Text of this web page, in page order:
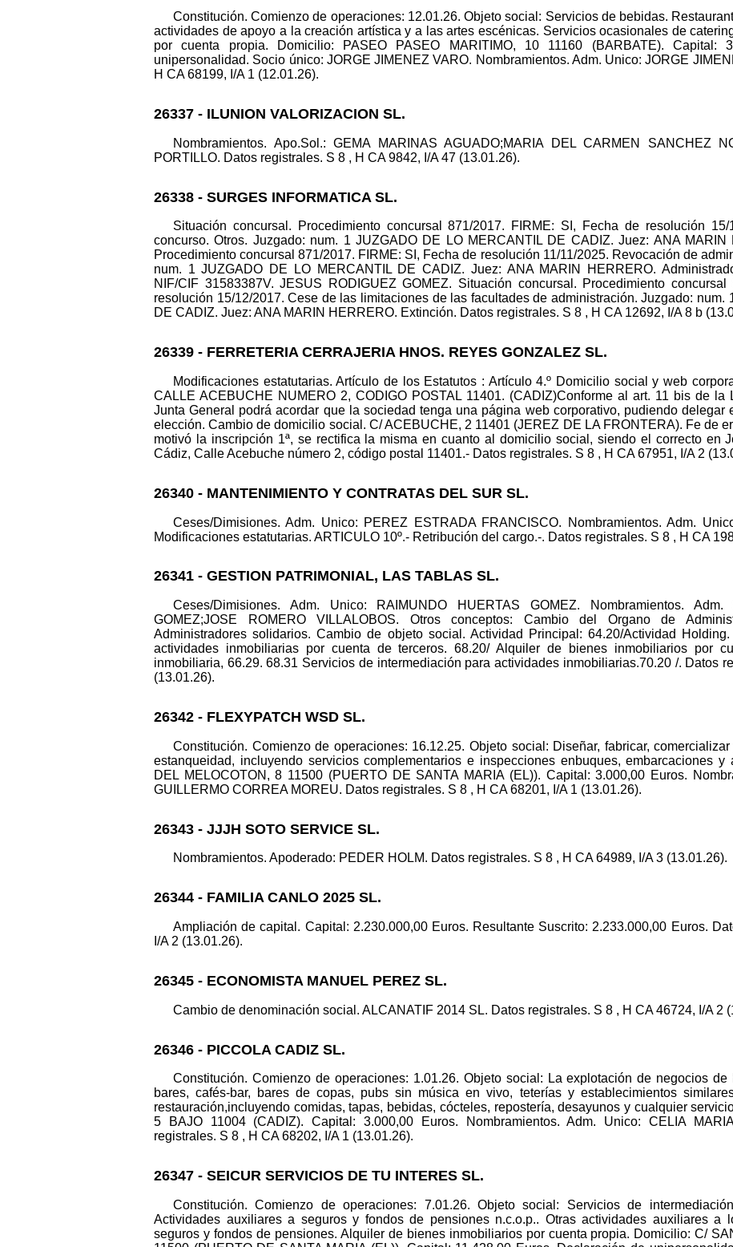
Constitución. Comienzo de operaciones: 12.01.26. Objeto social: Servicios de bebidas.
actividades de apoyo a la creación artística y a las artes escénicas. Servicios ocasionales de
por cuenta propia. Domicilio: PASEO PASEO MARITIMO, 10 11160 (BARBATE). Capital:
unipersonalidad. Socio único: JORGE JIMENEZ VARO. Nombramientos. Adm. Unico: JORGE
H CA 68199, I/A 1 (12.01.26).
26337 - ILUNION VALORIZACION SL.
Nombramientos. Apo.Sol.: GEMA MARINAS AGUADO;MARIA DEL CARMEN SANCHEZ
PORTILLO. Datos registrales. S 8 , H CA 9842, I/A 47 (13.01.26).
26338 - SURGES INFORMATICA SL.
Situación concursal. Procedimiento concursal 871/2017. FIRME: SI, Fecha de resolución
concurso. Otros. Juzgado: num. 1 JUZGADO DE LO MERCANTIL DE CADIZ. Juez: ANA MARIN
Procedimiento concursal 871/2017. FIRME: SI, Fecha de resolución 11/11/2025. Revocación de
num. 1 JUZGADO DE LO MERCANTIL DE CADIZ. Juez: ANA MARIN HERRERO.
NIF/CIF 31583387V. JESUS RODIGUEZ GOMEZ. Situación concursal. Procedimiento
resolución 15/12/2017. Cese de las limitaciones de las facultades de administración. Juzgado: num.
DE CADIZ. Juez: ANA MARIN HERRERO. Extinción. Datos registrales. S 8 , H CA 12692, I/A 8 b
26339 - FERRETERIA CERRAJERIA HNOS. REYES GONZALEZ SL.
Modificaciones estatutarias. Artículo de los Estatutos : Artículo 4.º Domicilio social y web
CALLE ACEBUCHE NUMERO 2, CODIGO POSTAL 11401. (CADIZ)Conforme al art. 11 bis de
Junta General podrá acordar que la sociedad tenga una página web corporativo, pudiendo delegar
elección. Cambio de domicilio social. C/ ACEBUCHE, 2 11401 (JEREZ DE LA FRONTERA). Fe de
motivó la inscripción 1ª, se rectifica la misma en cuanto al domicilio social, siendo el correcto en
Cádiz, Calle Acebuche número 2, código postal 11401.- Datos registrales. S 8 , H CA 67951, I/A 2
26340 - MANTENIMIENTO Y CONTRATAS DEL SUR SL.
Ceses/Dimisiones. Adm. Unico: PEREZ ESTRADA FRANCISCO. Nombramientos. Adm.
Modificaciones estatutarias. ARTICULO 10º.- Retribución del cargo.-. Datos registrales. S 8 , H CA
26341 - GESTION PATRIMONIAL, LAS TABLAS SL.
Ceses/Dimisiones. Adm. Unico: RAIMUNDO HUERTAS GOMEZ. Nombramientos.
GOMEZ;JOSE ROMERO VILLALOBOS. Otros conceptos: Cambio del Organo de
Administradores solidarios. Cambio de objeto social. Actividad Principal: 64.20/Actividad
actividades inmobiliarias por cuenta de terceros. 68.20/ Alquiler de bienes inmobiliarios por
inmobiliaria, 66.29. 68.31 Servicios de intermediación para actividades inmobiliarias.70.20 /. Datos
(13.01.26).
26342 - FLEXYPATCH WSD SL.
Constitución. Comienzo de operaciones: 16.12.25. Objeto social: Diseñar, fabricar,
estanqueidad, incluyendo servicios complementarios e inspecciones enbuques, embarcaciones y
DEL MELOCOTON, 8 11500 (PUERTO DE SANTA MARIA (EL)). Capital: 3.000,00 Euros.
GUILLERMO CORREA MOREU. Datos registrales. S 8 , H CA 68201, I/A 1 (13.01.26).
26343 - JJJH SOTO SERVICE SL.
Nombramientos. Apoderado: PEDER HOLM. Datos registrales. S 8 , H CA 64989, I/A 3 (13.01.26).
26344 - FAMILIA CANLO 2025 SL.
Ampliación de capital. Capital: 2.230.000,00 Euros. Resultante Suscrito: 2.233.000,00 Euros.
I/A 2 (13.01.26).
26345 - ECONOMISTA MANUEL PEREZ SL.
Cambio de denominación social. ALCANATIF 2014 SL. Datos registrales. S 8 , H CA 46724, I/A 2
26346 - PICCOLA CADIZ SL.
Constitución. Comienzo de operaciones: 1.01.26. Objeto social: La explotación de negocios de
bares, cafés-bar, bares de copas, pubs sin música en vivo, teterías y establecimientos
restauración,incluyendo comidas, tapas, bebidas, cócteles, repostería, desayunos y cualquier
5 BAJO 11004 (CADIZ). Capital: 3.000,00 Euros. Nombramientos. Adm. Unico: CELIA
registrales. S 8 , H CA 68202, I/A 1 (13.01.26).
26347 - SEICUR SERVICIOS DE TU INTERES SL.
Constitución. Comienzo de operaciones: 7.01.26. Objeto social: Servicios de
Actividades auxiliares a seguros y fondos de pensiones n.c.o.p.. Otras actividades auxiliares a
seguros y fondos de pensiones. Alquiler de bienes inmobiliarios por cuenta propia. Domicilio: C/